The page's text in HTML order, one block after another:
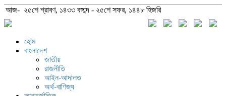
আজ- ২৫শে শ্রাবণ, ১৪৩৩ বঙ্গাব্দ - ২৫শে সফর, ১৪৪৮ হিজরি
হোম
বাংলাদেশ
জাতীয়
রাজনীতি
আইন-আদালত
অর্থ-বাণিজ্য